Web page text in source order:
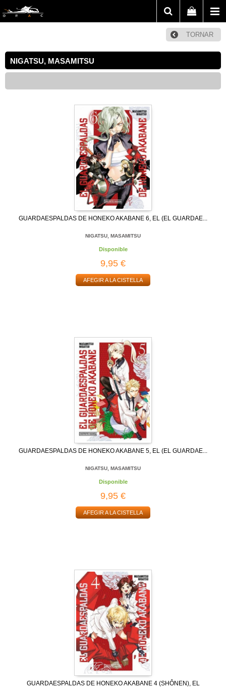
TORNAR
NIGATSU, MASAMITSU
GUARDAESPALDAS DE HONEKO AKABANE 6, EL (EL GUARDAE...
NIGATSU, MASAMITSU
Disponible
9,95 €
AFEGIR A LA CISTELLA
GUARDAESPALDAS DE HONEKO AKABANE 5, EL (EL GUARDAE...
NIGATSU, MASAMITSU
Disponible
9,95 €
AFEGIR A LA CISTELLA
GUARDAESPALDAS DE HONEKO AKABANE 4 (SHÔNEN), EL